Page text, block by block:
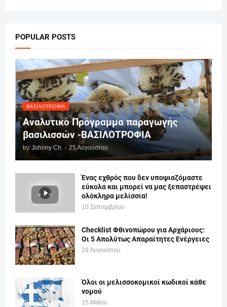
POPULAR POSTS
ΒΑΣΙΛΟΤΡΟΦΊΑ
Αναλυτικό Πρόγραμμα παραγωγής
βασιλισσών -ΒΑΣΙΛΟΤΡΟΦΙΑ
by Johnny Ch. - 25 Αυγούστου
Ένας εχθρός που δεν υποψιαζόμαστε
εύκολα και μπορεί να μας ξεπαστρέψει
ολόκληρα μελίσσια!
10 Σεπτεμβρίου
Checklist Φθινοπώρου για Αρχάριους:
Οι 5 Απολύτως Απαραίτητες Ενέργειες
29 Αυγούστου
Όλοι οι μελισσοκομικοί κωδικοί κάθε
νομού
15 Μαΐου